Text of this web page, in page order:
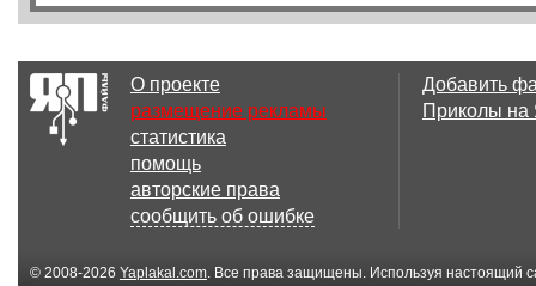
О проекте
размещение рекламы
статистика
помощь
авторские права
сообщить об ошибке
Добавить
Приколы
© 2008-2026 Yaplakal.com. Все права защищены. Используя настоящий